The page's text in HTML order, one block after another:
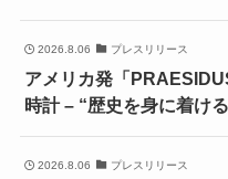
2026.8.06 プレスリリース
アメリカ発「
時計 – “歴史を身に着け
2026.8.06 プレスリリース